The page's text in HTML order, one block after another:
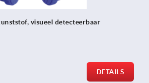
visueel detecteerbaar
DETAILS